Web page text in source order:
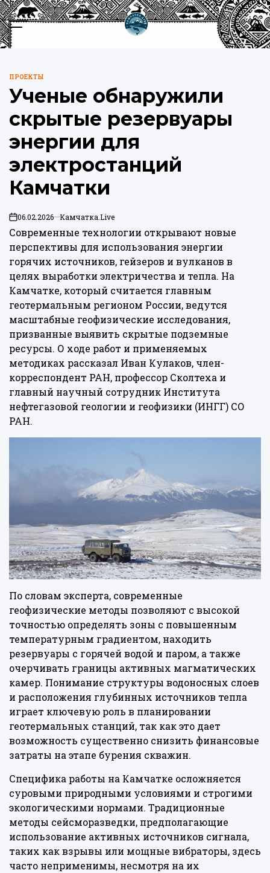
Перейти
к
содержимому
Меню
ОПУБЛИКОВАНО
В
ПРОЕКТЫ
Ученые обнаружили
скрытые резервуары
энергии для
электростанций
Камчатки
on06.02.2026 Камчатка.Live
Современные технологии открывают новые
перспективы для использования энергии
горячих источников, гейзеров и вулканов в
целях выработки электричества и тепла. На
Камчатке, который считается главным
геотермальным регионом России, ведутся
масштабные геофизические исследования,
призванные выявить скрытые подземные
ресурсы. О ходе работ и применяемых
методиках рассказал Иван Кулаков, член-
корреспондент РАН, профессор Сколтеха и
главный научный сотрудник Института
нефтегазовой геологии и геофизики (ИНГГ) СО
РАН.
По словам эксперта, современные
геофизические методы позволяют с высокой
точностью определять зоны с повышенным
температурным градиентом, находить
резервуары с горячей водой и паром, а также
очерчивать границы активных магматических
камер. Понимание структуры водоносных слоев
и расположения глубинных источников тепла
играет ключевую роль в планировании
геотермальных станций, так как это дает
возможность существенно снизить финансовые
затраты на этапе бурения скважин.
Специфика работы на Камчатке осложняется
суровыми природными условиями и строгими
экологическими нормами. Традиционные
методы сейсморазведки, предполагающие
использование активных источников сигнала,
таких как взрывы или мощные вибраторы, здесь
часто неприменимы, несмотря на их